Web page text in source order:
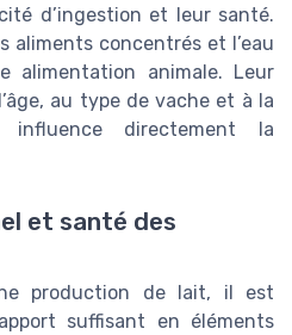
d’ingestion et leur santé.
aliments concentrés et l’eau
alimentation animale. Leur
au type de vache et à la
directement la
et santé des
production de lait, il est
suffisant en éléments